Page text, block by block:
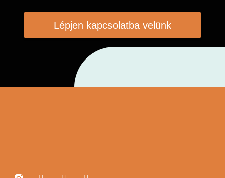
Lépjen kapcsolatba velünk